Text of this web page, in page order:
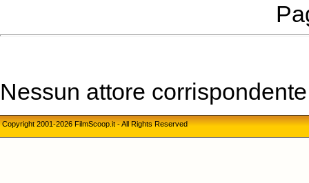
Nessun attore
Copyright 2001-2026 FilmScoop.it - All Rights Reserved